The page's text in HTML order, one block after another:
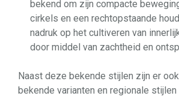
bekend om zijn compacte
cirkels en een rechtopstaande
nadruk op het cultiveren van
door middel van zachtheid en
Naast deze bekende stijlen zijn er
bekende varianten en regionale stijlen